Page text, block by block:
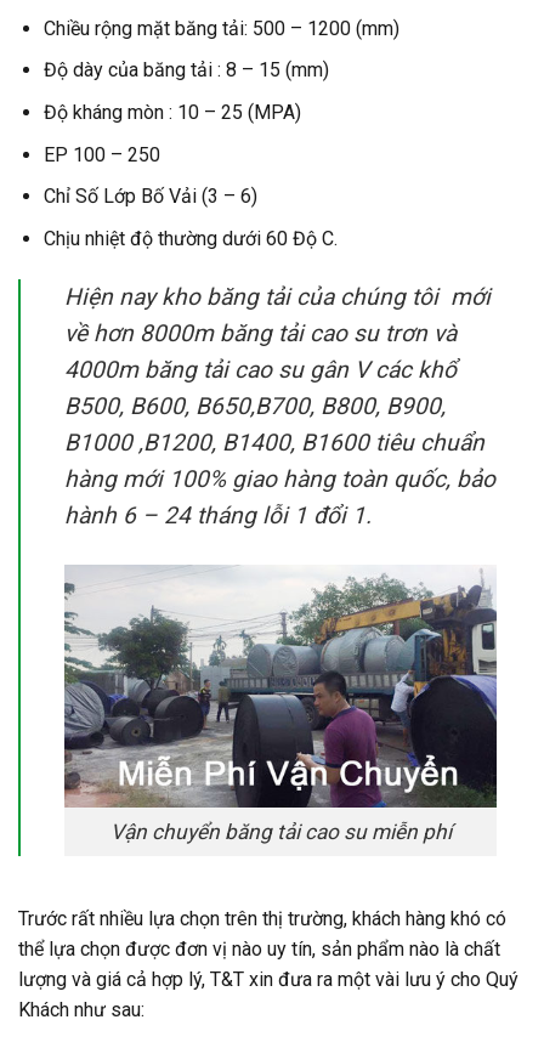
Chiều rộng mặt băng tải: 500 – 1200 (mm)
Độ dày của băng tải : 8 – 15 (mm)
Độ kháng mòn : 10 – 25 (MPA)
EP 100 – 250
Chỉ Số Lớp Bố Vải (3 – 6)
Chịu nhiệt độ thường dưới 60 Độ C.
Hiện nay kho băng tải của chúng tôi mới
về hơn 8000m băng tải cao su trơn và
4000m băng tải cao su gân V các khổ
B500, B600, B650,B700, B800, B900,
B1000 ,B1200, B1400, B1600 tiêu chuẩn
hàng mới 100% giao hàng toàn quốc, bảo
hành 6 – 24 tháng lỗi 1 đổi 1.
Vận chuyển băng tải cao su miễn phí
Trước rất nhiều lựa chọn trên thị trường, khách hàng khó có
thể lựa chọn được đơn vị nào uy tín, sản phẩm nào là chất
lượng và giá cả hợp lý, T&T xin đưa ra một vài lưu ý cho Quý
Khách như sau: